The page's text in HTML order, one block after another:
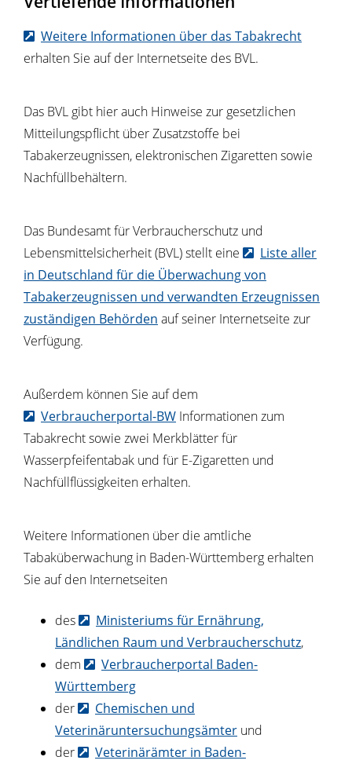
Weitere Informationen über das Tabakrecht
erhalten Sie auf der Internetseite des BVL.
Das BVL gibt hier auch Hinweise zur gesetzlichen
Mitteilungspflicht über Zusatzstoffe bei
Tabakerzeugnissen, elektronischen Zigaretten sowie
Nachfüllbehältern.
Das Bundesamt für Verbraucherschutz und
Lebensmittelsicherheit (BVL) stellt eine
Liste aller
in Deutschland für die Überwachung von
Tabakerzeugnissen und verwandten Erzeugnissen
zuständigen Behörden auf seiner Internetseite zur
Verfügung.
Außerdem können Sie auf dem
Verbraucherportal-BW Informationen zum
Tabakrecht sowie zwei Merkblätter für
Wasserpfeifentabak und für E-Zigaretten und
Nachfüllflüssigkeiten erhalten.
Weitere Informationen über die amtliche
Tabaküberwachung in Baden-Württemberg erhalten
Sie auf den Internetseiten
des
Ministeriums für Ernährung,
Ländlichen Raum und Verbraucherschutz,
dem
Verbraucherportal Baden-
Württemberg
der
Chemischen und
Veterinäruntersuchungsämter und
der
Veterinärämter in Baden-